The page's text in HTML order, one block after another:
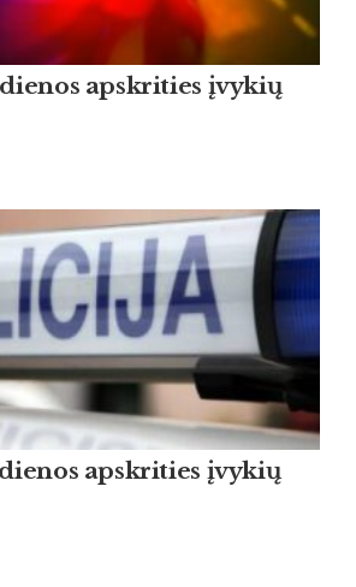
apskrities įvykių
apskrities įvykių